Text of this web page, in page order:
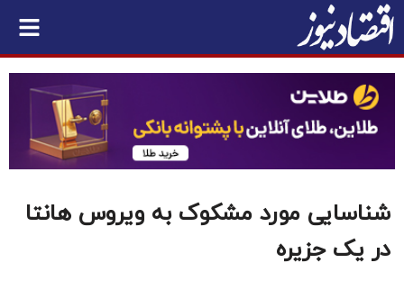
شناسایی مورد مشکوک به ویروس هانتا
در یک جزیره